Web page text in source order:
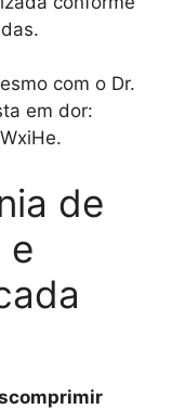
com o Dr.
em dor:
de
e